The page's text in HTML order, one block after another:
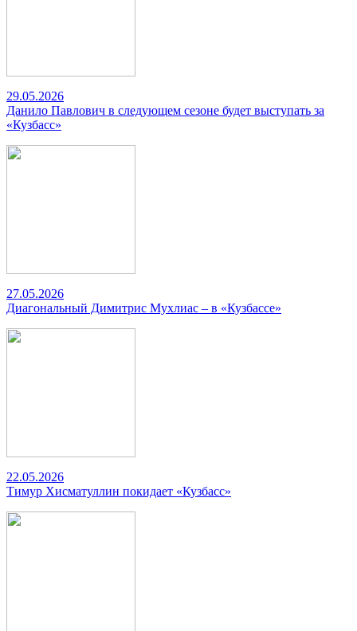
29.05.2026
Данило Павлович в следующем сезоне будет выступать за
«Кузбасс»
27.05.2026
Диагональный Димитрис Мухлиас – в «Кузбассе»
22.05.2026
Тимур Хисматуллин покидает «Кузбасс»